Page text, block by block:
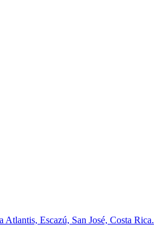
Atlantis, Escazú, San José, Costa Rica.